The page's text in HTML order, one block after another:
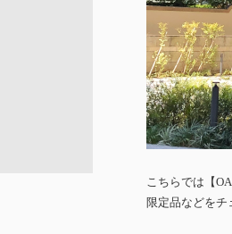
こちらでは【
限定品などをチ